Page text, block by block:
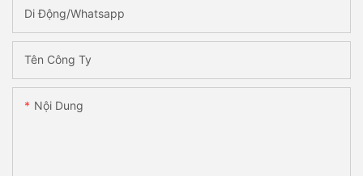
Di Động/Whatsapp
Tên Công Ty
Nội Dung